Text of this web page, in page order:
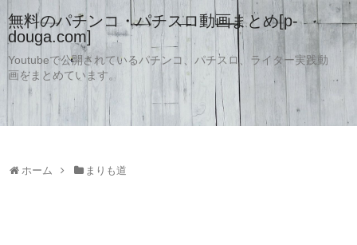
無料のパチンコ・パチスロ動画まとめ[p-
douga.com]
Youtubeで公開されているパチンコ、パチスロ、ライター実践動
画をまとめています。
ホーム まりも道